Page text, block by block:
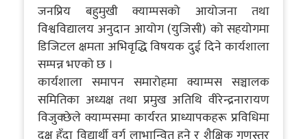
जनप्रिय बहुमुखी क्याम्पसको आयोजना तथा
विश्वविद्यालय अनुदान आयोग (युजिसी) को सहयोगमा
डिजिटल क्षमता अभिवृद्धि विषयक दुई दिने कार्यशाला
सम्पन्न भएको छ ।
कार्यशाला समापन समारोहमा क्याम्पस सञ्चालक
समितिका अध्यक्ष तथा प्रमुख अतिथि वीरेन्द्रनारायण
विजुक्छेले क्याम्पसमा कार्यरत प्राध्यापकहरू प्रविधिमा